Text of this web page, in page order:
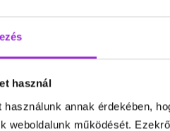
használ
használunk annak érdekében,
weboldalunk működését.
Health –